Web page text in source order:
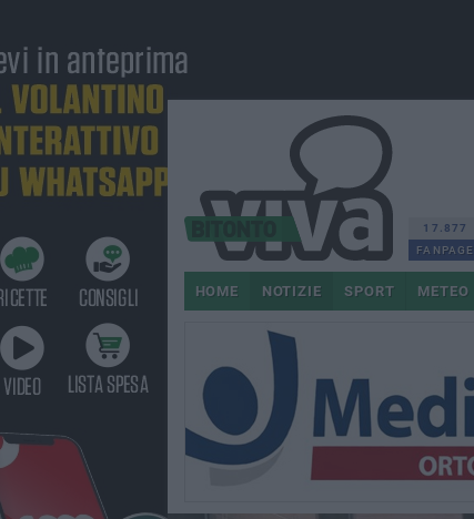
17.877
FANPAGE
HOME NOTIZIE SPORT METEO